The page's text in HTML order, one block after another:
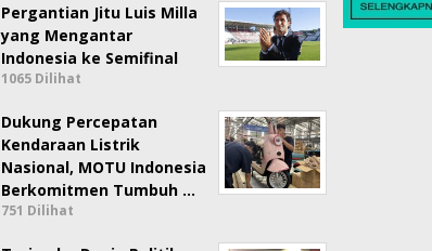
Pergantian Jitu Luis Milla
yang Mengantar
Indonesia ke Semifinal
1065 Dilihat
Dukung Percepatan
Kendaraan Listrik
Nasional, MOTU Indonesia
Berkomitmen Tumbuh …
751 Dilihat